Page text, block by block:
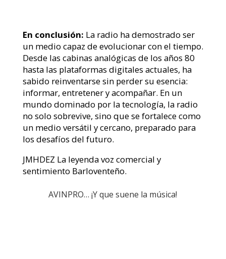
En conclusión: La radio ha demostrado ser
un medio capaz de evolucionar con el tiempo.
Desde las cabinas analógicas de los años 80
hasta las plataformas digitales actuales, ha
sabido reinventarse sin perder su esencia:
informar, entretener y acompañar. En un
mundo dominado por la tecnología, la radio
no solo sobrevive, sino que se fortalece como
un medio versátil y cercano, preparado para
los desafíos del futuro.
JMHDEZ La leyenda voz comercial y
sentimiento Barloventeño.
AVINPRO… ¡Y que suene la música!